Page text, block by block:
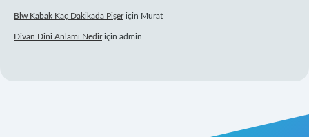
Blw Kabak Kaç Dakikada Pişeriçin Murat
Divan Dini Anlamı Nediriçin admin